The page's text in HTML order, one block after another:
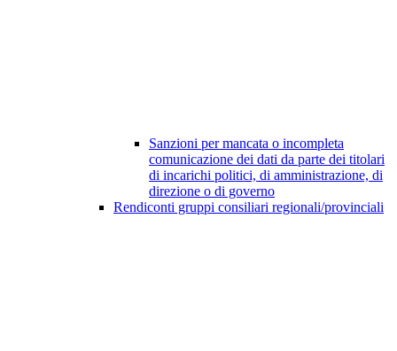
Sanzioni per mancata o incompleta
comunicazione dei dati da parte dei titolari
di incarichi politici, di amministrazione, di
direzione o di governo
Rendiconti gruppi consiliari regionali/provinciali